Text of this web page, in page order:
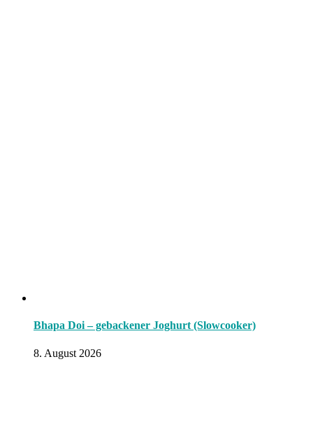
Bhapa Doi – gebackener Joghurt (Slowcooker)
8. August 2026